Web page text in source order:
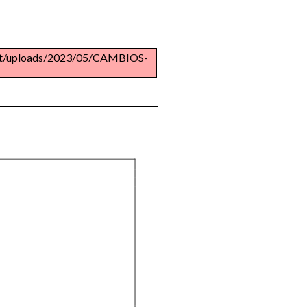
uploads/2023/05/CAMBIOS-